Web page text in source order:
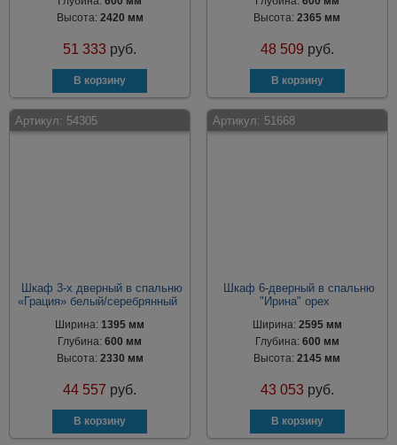
Высота: 2420 мм
51 333 руб.
Высота:2365 мм
48 509 руб.
Артикул: 54305
Шкаф 3-х дверный в спальню
«Грация» белый/серебрянный
Ширина:1395 мм
Глубина:600 мм
Высота: 2330 мм
44 557 руб.
Артикул: 51668
Шкаф 6-дверный в спальню
"Ирина" орех
Ширина: 2595 мм
Глубина: 600 мм
Высота:2145 мм
43 053 руб.